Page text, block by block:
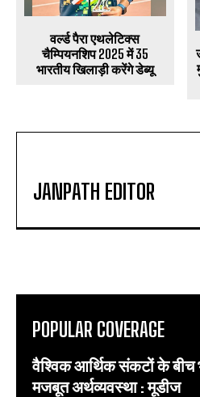
वर्ल्ड पैरा एथलेटिक्स
चैम्पियनशिप 2025 में 35
भारतीय खिलाड़ी करेंगे डेब्यू
JANPATH EDITOR
POPULAR COVERAGE
वैश्विक आर्थिक संकटों के बीच
मजबूत अर्थव्यवस्था : मूडीज